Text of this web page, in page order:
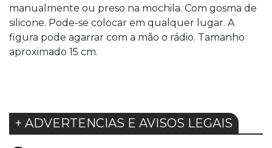
manualmente ou preso na mochila. Com gosma de
silicone. Pode-se colocar em qualquer lugar. A
figura pode agarrar com a mão o rádio. Tamanho
aproximado 15 cm.
+ ADVERTENCIAS E AVISOS LEGAIS